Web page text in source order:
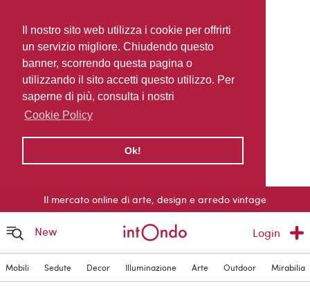
Il nostro sito web utilizza i cookie per offrirti
un servizio migliore. Chiudendo questo
banner, scorrendo questa pagina o
utilizzando il sito accetti questo utilizzo. Per
saperne di più, consulta i nostri
Cookie Policy
Ok!
Il mercato online di arte, design e arredo vintage
New Login
Mobili Sedute Decor Illuminazione Arte Outdoor Mirabilia